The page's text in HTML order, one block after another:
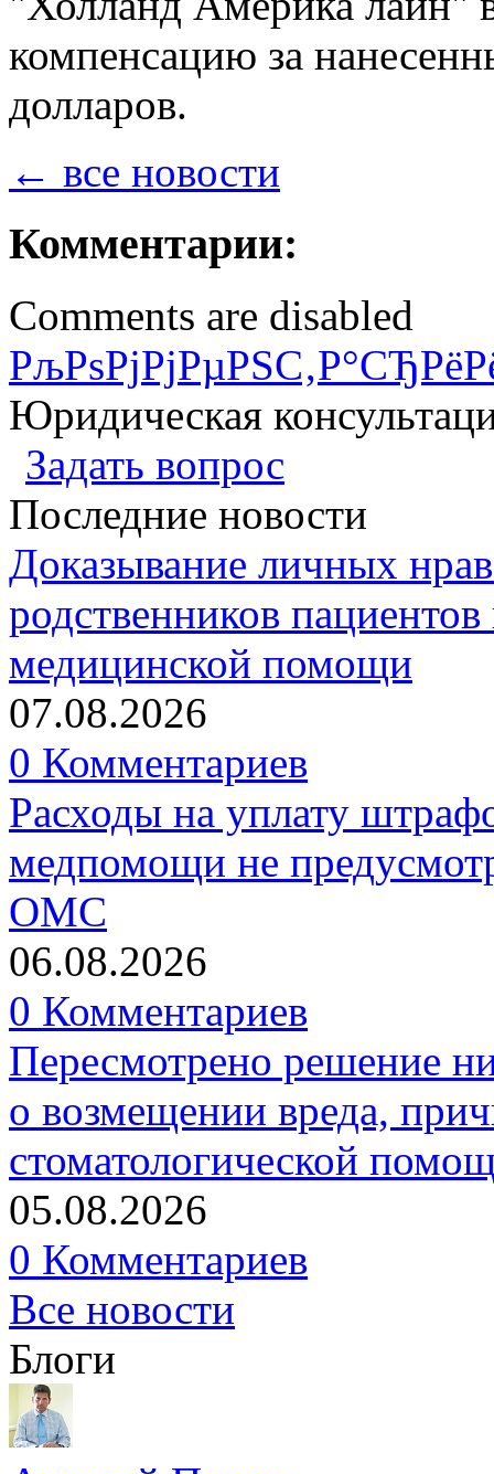
компенсацию за
долларов.
← все новости
Комментарии:
Comments are disabled
Юридическая
Задать вопрос
Последние новости
Доказывание личных
родственников
медицинской помощи
07.08.2026
0 Комментариев
Расходы на уплату
медпомощи не
ОМС
06.08.2026
0 Комментариев
Пересмотрено решение
о возмещении вреда,
стоматологической
05.08.2026
0 Комментариев
Все новости
Блоги